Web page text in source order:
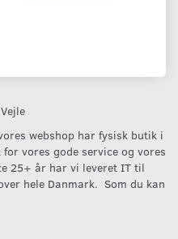
webshop har fysisk butik i
vores gode service og vores
25+ år har vi leveret IT til
hele Danmark. Som du kan